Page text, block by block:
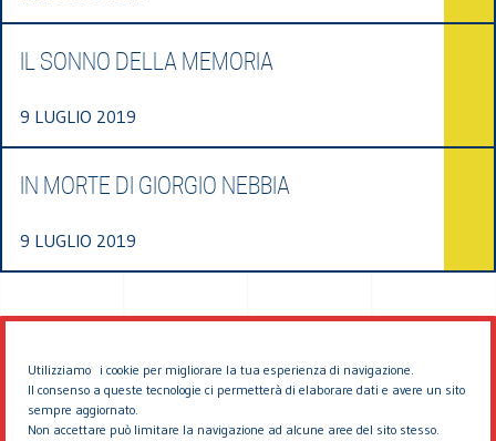
Utilizziamo i cookie per migliorare la tua esperienza di navigazione.
Il consenso a queste tecnologie ci permetterà di elaborare dati e avere un sito
sempre aggiornato.
Non accettare può limitare la navigazione ad alcune aree del sito stesso.
IL SONNO DELLA MEMORIA
9 LUGLIO 2019
IN MORTE DI GIORGIO NEBBIA
9 LUGLIO 2019